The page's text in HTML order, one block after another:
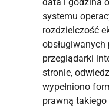
systemu
rozdzielczość
obsługiwanych
przeglądarki
stronie,
wypełniono
prawną